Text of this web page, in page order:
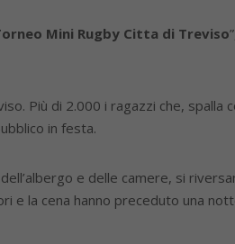
Mini Rugby Citta di Treviso
Più di 2.000 i ragazzi che, spalla
in festa.
e delle camere, si
e la cena hanno preceduto una